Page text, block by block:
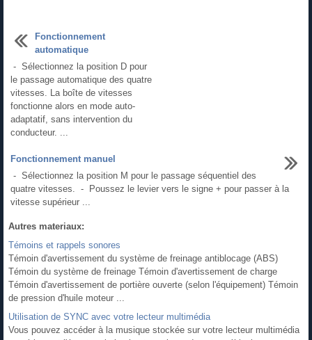
Fonctionnement
automatique
- Sélectionnez la position D pour
le passage automatique des quatre
vitesses. La boîte de vitesses
fonctionne alors en mode auto-
adaptatif, sans intervention du
conducteur. ...
Fonctionnement manuel
- Sélectionnez la position M pour le passage séquentiel des
quatre vitesses. - Poussez le levier vers le signe + pour passer à la
vitesse supérieur ...
Autres materiaux:
Témoins et rappels sonores
Témoin d'avertissement du système de freinage antiblocage (ABS)
Témoin du système de freinage Témoin d'avertissement de charge
Témoin d'avertissement de portière ouverte (selon l'équipement) Témoin
de pression d'huile moteur ...
Utilisation de SYNC avec votre lecteur multimédia
Vous pouvez accéder à la musique stockée sur votre lecteur multimédia